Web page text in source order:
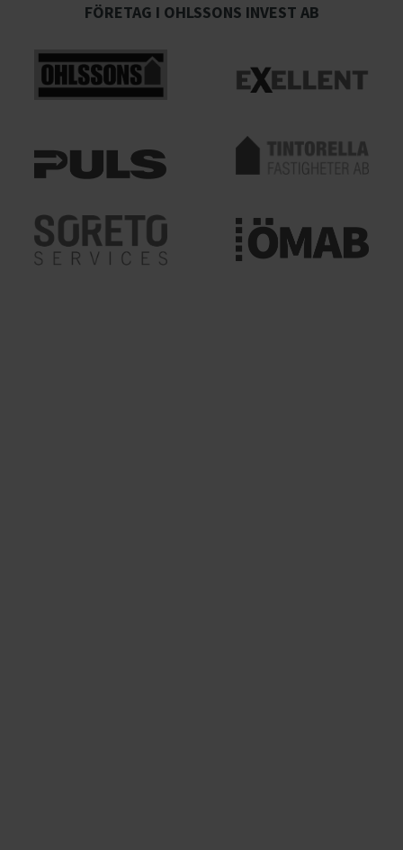
FÖRETAG I OHLSSONS INVEST AB